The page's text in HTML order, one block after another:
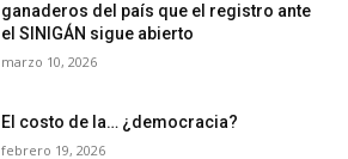
ganaderos del país que el registro ante
el SINIGÁN sigue abierto
marzo 10, 2026
El costo de la… ¿democracia?
febrero 19, 2026